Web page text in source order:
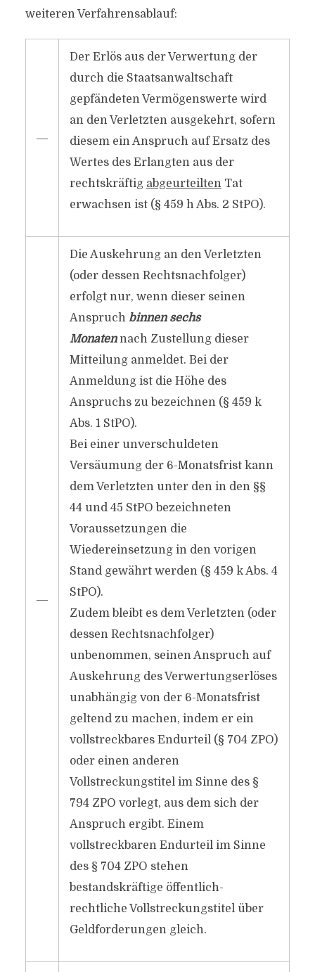
weiteren Verfahrensablauf:
―
Der Erlös aus der Verwertung der
durch die Staatsanwaltschaft
gepfändeten Vermögenswerte wird
an den Verletzten ausgekehrt, sofern
diesem ein Anspruch auf Ersatz des
Wertes des Erlangten aus der
rechtskräftig abgeurteiltenTat
erwachsen ist (§ 459 h Abs. 2 StPO).
―
Die Auskehrung an den Verletzten
(oder dessen Rechtsnachfolger)
erfolgt nur, wenn dieser seinen
Anspruch binnen sechs
Monatennach Zustellung dieser
Mitteilung anmeldet. Bei der
Anmeldung ist die Höhe des
Anspruchs zu bezeichnen (§ 459 k
Abs. 1 StPO).
Bei einer unverschuldeten
Versäumung der 6-Monatsfrist kann
dem Verletzten unter den in den §§
44 und 45 StPO bezeichneten
Voraussetzungen die
Wiedereinsetzung in den vorigen
Stand gewährt werden (§ 459 k Abs. 4
StPO).
Zudem bleibt es dem Verletzten (oder
dessen Rechtsnachfolger)
unbenommen, seinen Anspruch auf
Auskehrung des Verwertungserlöses
unabhängig von der 6-Monatsfrist
geltend zu machen, indem er ein
vollstreckbares Endurteil (§ 704 ZPO)
oder einen anderen
Vollstreckungstitel im Sinne des §
794 ZPO vorlegt, aus dem sich der
Anspruch ergibt. Einem
vollstreckbaren Endurteil im Sinne
des § 704 ZPO stehen
bestandskräftige öffentlich-
rechtliche Vollstreckungstitel über
Geldforderungen gleich.